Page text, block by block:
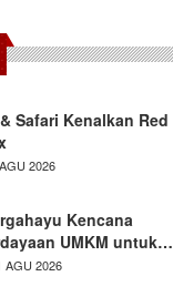
Safari Kenalkan Red
2026
Kencana
UMKM untuk…
AGU 2026